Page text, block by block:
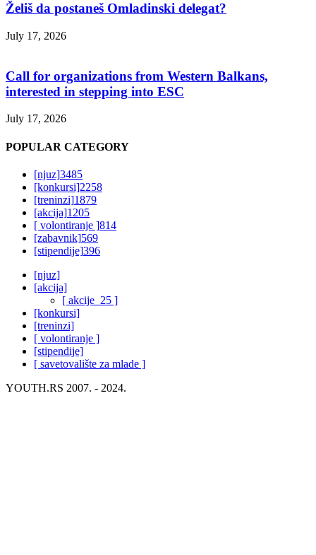
Želiš da postaneš Omladinski delegat?
July 17, 2026
Call for organizations from Western Balkans,
interested in stepping into ESC
July 17, 2026
POPULAR CATEGORY
[njuz]3485
[konkursi]2258
[treninzi]1879
[akcija]1205
[ volontiranje ]814
[zabavnik]569
[stipendije]396
[njuz]
[akcija]
[ akcije_25 ]
[konkursi]
[treninzi]
[ volontiranje ]
[stipendije]
[ savetovalište za mlade ]
YOUTH.RS 2007. - 2024.